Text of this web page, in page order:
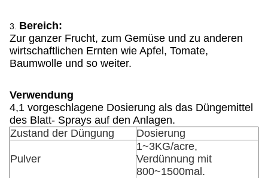
3. Bereich:
Zur ganzer Frucht, zum Gemüse und zu anderen
wirtschaftlichen Ernten wie Apfel, Tomate,
Baumwolle und so weiter.
Verwendung
4,1 vorgeschlagene Dosierung als das Düngemittel
des Blatt- Sprays auf den Anlagen.
Zustand der Düngung
Dosierung
Pulver
1~3KG/acre,
Verdünnung mit
800~1500mal.